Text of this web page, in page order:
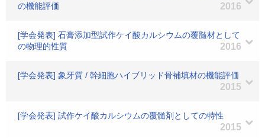
の機能評価
2016
[学会発表] 石膏添加型試作ケイ酸カルシウムの覆髄材として
の物理的性質
2016
[学会発表] 象牙質 / 幹細胞ハイブリッド骨補填材の機能評価
2015
[学会発表] 試作ケイ酸カルシウムの覆髄剤としての特性
2015